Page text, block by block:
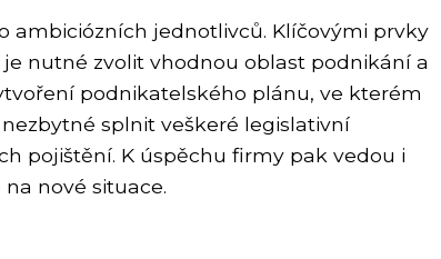
jednotlivců. Klíčovými prvky
nutné zvolit vhodnou oblast podnikání a
podnikatelského plánu, ve kterém
splnit veškeré legislativní
pojištění. K úspěchu firmy pak vedou i
nové situace.